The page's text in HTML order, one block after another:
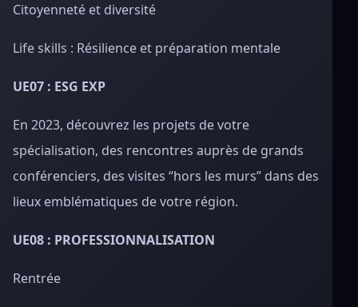
Citoyenneté et diversité
Life skills : Résilience et préparation mentale
UE07 : ESG EXP
En 2023, découvrez les projets de votre
spécialisation, des rencontres auprès de grands
conférenciers, des visites “hors les murs” dans des
lieux emblématiques de votre région.
UE08 : PROFESSIONNALISATION
Rentrée